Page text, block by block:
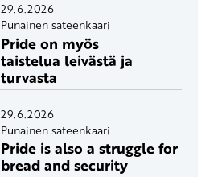
29.6.2026
Punainen sateenkaari
Pride on myös
taistelua leivästä ja
turvasta
29.6.2026
Punainen sateenkaari
Pride is also a struggle for
bread and security